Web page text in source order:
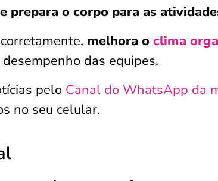
prepara o corpo para as
melhora o clima
das equipes.
pelo Canal do WhatsApp da
no seu celular.